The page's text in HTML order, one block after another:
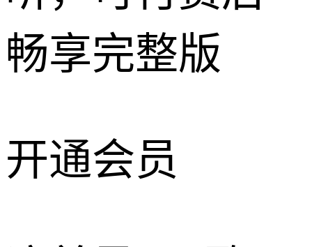
畅享完整版
开通会员